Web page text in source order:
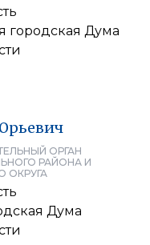
городская Дума
ОРГАН
РАЙОНА И
ОКРУГА
Дума